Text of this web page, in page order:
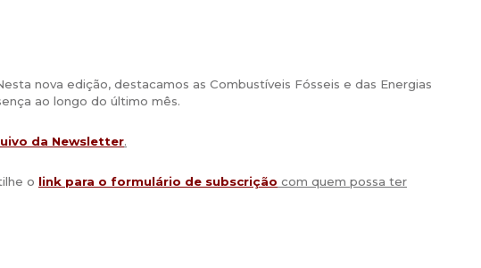
nova edição, destacamos as Combustíveis Fósseis e das Energias
ao longo do último mês.
da Newsletter.
o link para o formulário de subscrição com quem possa ter